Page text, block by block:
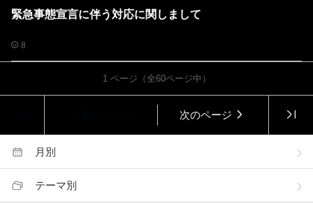
緊急事態宣言に伴う対応に関しまして
8
1ページ（全60ページ中）
次のページ
月別
テーマ別